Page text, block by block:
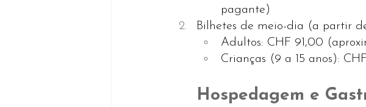
pagante)
Bilhetes de meio-dia (a partir
Adultos: CHF 91,00
Crianças (9 a 15 anos):
Hospedagem e